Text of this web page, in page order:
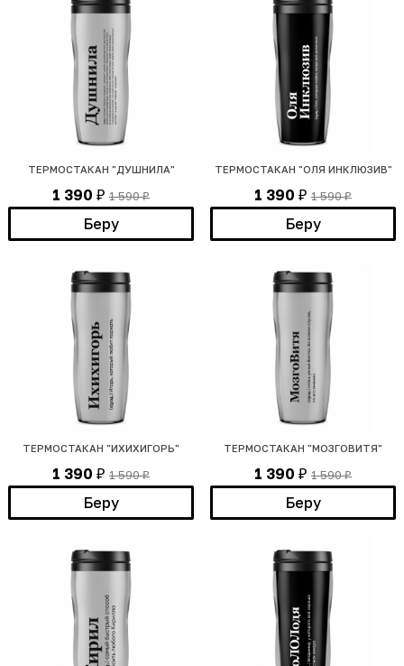
ТЕРМОСТАКАН "ДУШНИЛА"
1 390 ₽ 1 590₽
Беру
ТЕРМОСТАКАН "ОЛЯ ИНКЛЮЗИВ"
1 390 ₽ 1 590₽
Беру
ТЕРМОСТАКАН "ИХИХИГОРЬ"
1 390 ₽ 1 590₽
Беру
ТЕРМОСТАКАН "МОЗГОВИТЯ"
1 390 ₽ 1 590₽
Беру